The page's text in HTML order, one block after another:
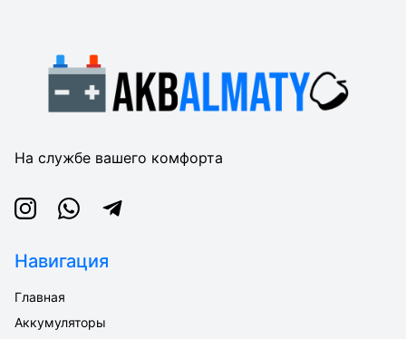
На службе вашего комфорта
InstagramWhatsappTelegram
Навигация
Главная
Аккумуляторы